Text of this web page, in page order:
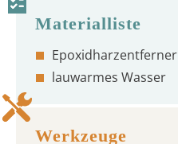
Epoxidharzentferner
lauwarmes Wasser